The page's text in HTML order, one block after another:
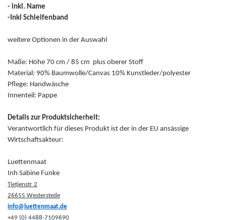
- inkl. Name
-Inkl Schleifenband
weitere Optionen in der Auswahl
Maße: Höhe 70 cm / 85 cm plus oberer Stoff
Material: 90% Baumwolle/Canvas 10% Kunstleder/polyester
Pflege: Handwäsche
Innenteil: Pappe
Details zur Produktsicherheit:
Verantwortlich für dieses Produkt ist der in der EU ansässige
Wirtschaftsakteur:
Luettenmaat
Inh Sabine Funke
Tietjenstr 2
26655 Westerstede
info@luettenmaat.de
+49 (0) 4488-7109690